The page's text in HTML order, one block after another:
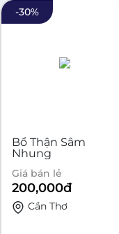
-30%
Bổ Thận Sâm
Nhung
Giá bán lẻ
200,000đ
Cần Thơ